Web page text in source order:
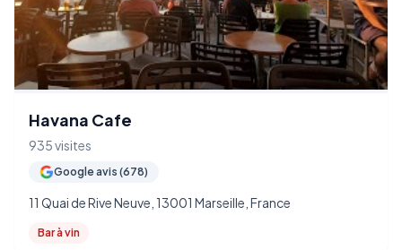
Havana Cafe
935 visites
Google avis (678)
11 Quai de Rive Neuve, 13001 Marseille, France
Bar à vin